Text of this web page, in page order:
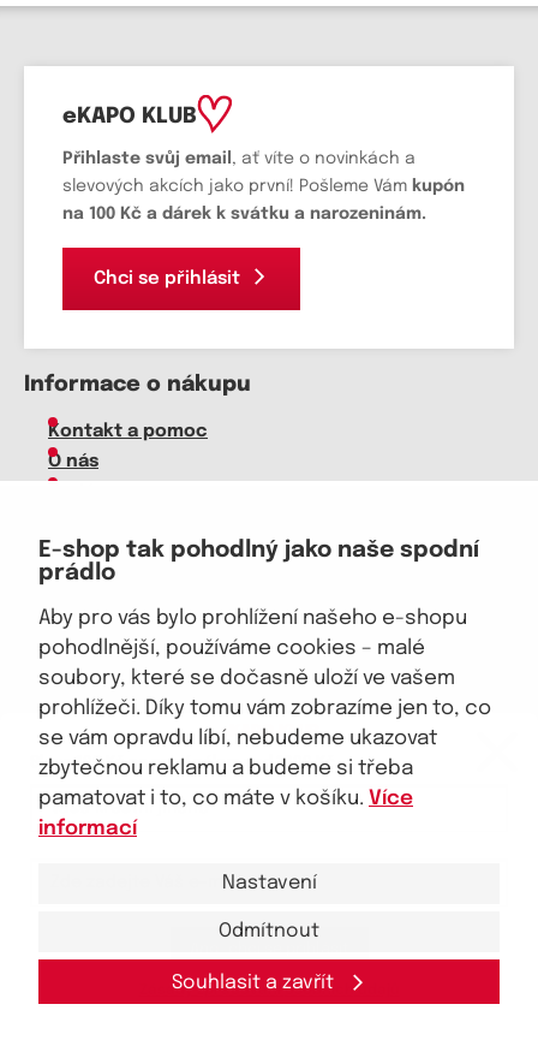
E-shop tak pohodlný jako naše spodní
prádlo
Aby pro vás bylo prohlížení našeho e-shopu
pohodlnější, používáme cookies – malé
soubory, které se dočasně uloží ve vašem
prohlížeči. Díky tomu vám zobrazíme jen to, co
se vám opravdu líbí, nebudeme ukazovat
zbytečnou reklamu a budeme si třeba
pamatovat i to, co máte v košíku. Více
informací
Nastavení
Odmítnout
Souhlasit a zavřít
eKAPO KLUB
Přihlaste svůj email , ať víte o novinkách a
slevových akcích jako první! Pošleme Vám kupón
na 100 Kč a dárek k svátku a narozeninám.
Chci se přihlásit
Informace o nákupu
Kontakt a pomoc
O nás
Velkoobchod
Vrácení zboží, reklamace
Obchodní podmínky
Průvodce spokojené ženy
Staňte se naším fanouškem
Jsme důvěryhodný obchod
Obchodní podmínky GDPR Mapa stránek
eKAPO KLUB
Sleva 100 Kč na první nákupnad 1000 Kč
Zásady zpracováníosobníchúdajů